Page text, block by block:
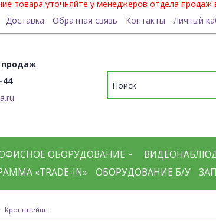
товара уточняйте у менеджеров отдела
Доставка Обратная связь Контакты Личный
44
ОБОРУДОВАНИЕ
«TRADE-IN» ОБОРУДОВАНИЕ Б/У
Кронштейны